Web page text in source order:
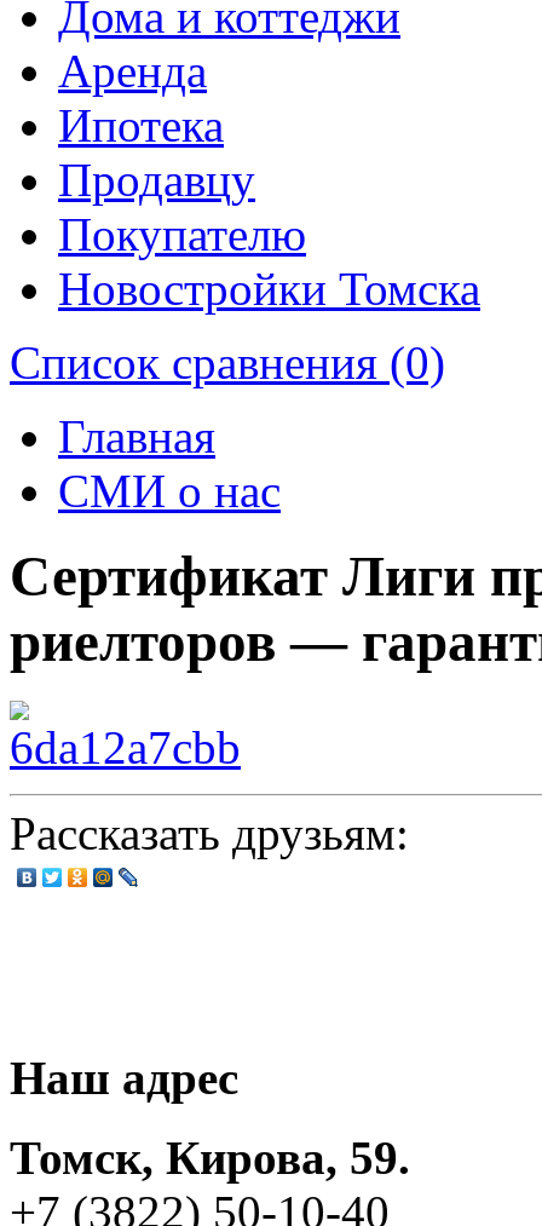
Дома и коттеджи
Аренда
Ипотека
Продавцу
Покупателю
Новостройки Томска
Список сравнения (0)
Главная
СМИ о нас
Сертификат Лиги
риелторов —
Рассказать друзьям:
Наш адрес
Томск, Кирова, 59.
+7 (3822) 50-10-40